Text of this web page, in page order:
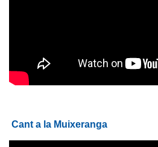
Cant a la Muixeranga